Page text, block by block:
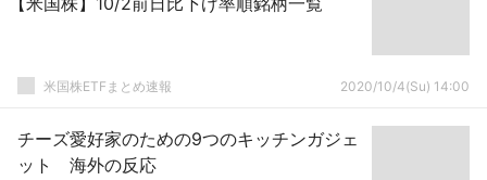
米国株ETFまとめ速報 2020/10/4(Su) 14:00
チーズ愛好家のための9つのキッチンガジェ
ット 海外の反応